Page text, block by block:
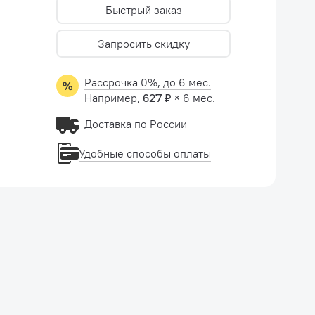
Быстрый заказ
Запросить скидку
Рассрочка 0%, до 6 мес.
Например, 627 ₽ × 6 мес.
Доставка по России
Удобные способы оплаты